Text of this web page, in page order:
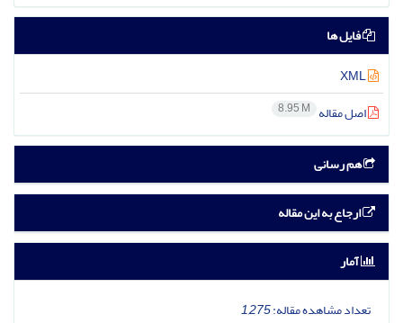
فایل ها
اصل مقاله 8.95 M
هم رسانی
ارجاع به این مقاله
آمار
تعداد مشاهده مقاله:1,275